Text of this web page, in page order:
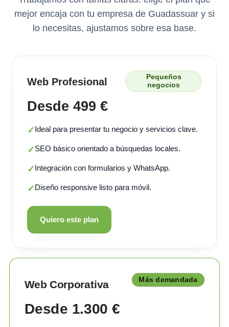
mejor encaja con tu empresa de Guadassuar y si
lo necesitas, ajustamos sobre esa base.
Web Profesional
Pequeños
negocios
Desde 499 €
✓Ideal para presentar tu negocio y servicios clave.
✓SEO básico orientado a búsquedas locales.
✓Integración con formularios y WhatsApp.
✓Diseño responsive listo para móvil.
Quiero este plan
Web Corporativa Más demandada
Desde 1.300 €